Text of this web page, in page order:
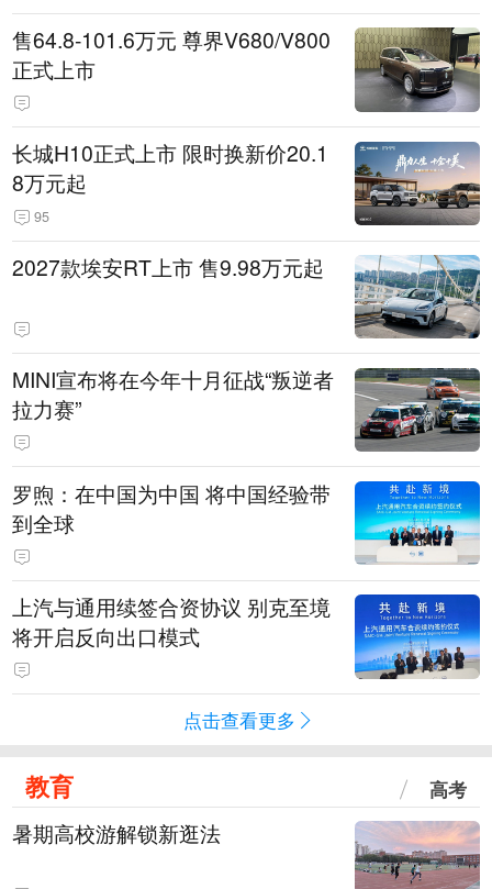
售64.8-101.6万元 尊界V680/V800
正式上市
长城H10正式上市 限时换新价20.1
8万元起
95
2027款埃安RT上市 售9.98万元起
MINI宣布将在今年十月征战“叛逆者
拉力赛”
罗煦：在中国为中国 将中国经验带
到全球
上汽与通用续签合资协议 别克至境
将开启反向出口模式
点击查看更多
教育 高考
暑期高校游解锁新逛法